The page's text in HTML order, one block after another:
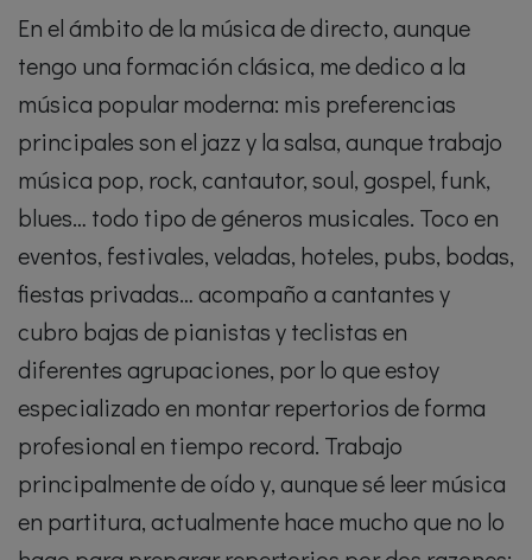
En el ámbito de la música de directo, aunque
tengo una formación clásica, me dedico a la
música popular moderna: mis preferencias
principales son el jazz y la salsa, aunque trabajo
música pop, rock, cantautor, soul, gospel, funk,
blues… todo tipo de géneros musicales. Toco en
eventos, festivales, veladas, hoteles, pubs, bodas,
fiestas privadas… acompaño a cantantes y
cubro bajas de pianistas y teclistas en
diferentes agrupaciones, por lo que estoy
especializado en montar repertorios de forma
profesional en tiempo record. Trabajo
principalmente de oído y, aunque sé leer música
en partitura, actualmente hace mucho que no lo